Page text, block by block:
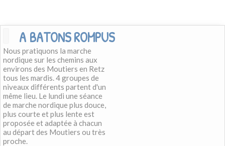
A BATONS ROMPUS
Nous pratiquons la marche
nordique sur les chemins aux
environs des Moutiers en Retz
tous les mardis. 4 groupes de
niveaux différents partent d'un
même lieu. Le lundi une séance
de marche nordique plus douce,
plus courte et plus lente est
proposée et adaptée à chacun
au départ des Moutiers ou très
proche.